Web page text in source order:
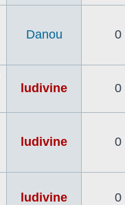
Danou 0
ludivine 0
ludivine 0
ludivine 0